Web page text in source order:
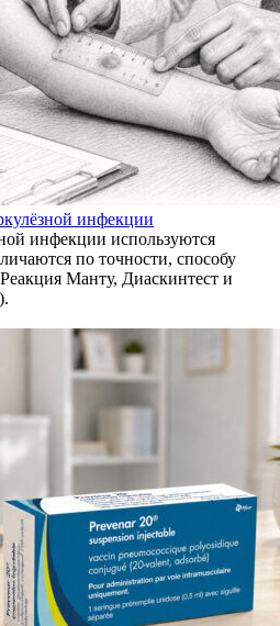
инфекции
инфекции используются
по точности, способу
Манту, Диаскинтест и